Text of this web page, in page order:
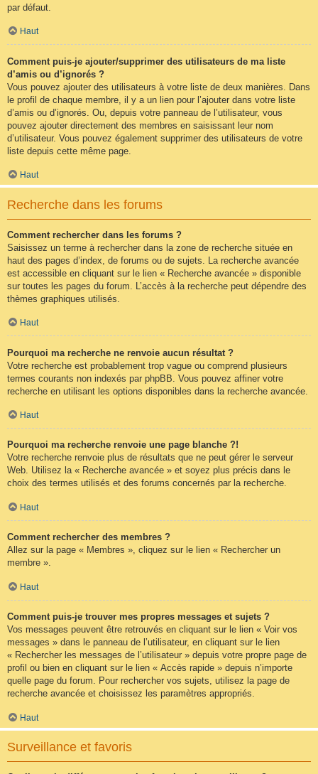
par défaut.
Haut
Comment puis-je ajouter/supprimer des utilisateurs de ma liste
d’amis ou d’ignorés ?
Vous pouvez ajouter des utilisateurs à votre liste de deux manières. Dans
le profil de chaque membre, il y a un lien pour l’ajouter dans votre liste
d’amis ou d’ignorés. Ou, depuis votre panneau de l’utilisateur, vous
pouvez ajouter directement des membres en saisissant leur nom
d’utilisateur. Vous pouvez également supprimer des utilisateurs de votre
liste depuis cette même page.
Haut
Recherche dans les forums
Comment rechercher dans les forums ?
Saisissez un terme à rechercher dans la zone de recherche située en
haut des pages d’index, de forums ou de sujets. La recherche avancée
est accessible en cliquant sur le lien « Recherche avancée » disponible
sur toutes les pages du forum. L’accès à la recherche peut dépendre des
thèmes graphiques utilisés.
Haut
Pourquoi ma recherche ne renvoie aucun résultat ?
Votre recherche est probablement trop vague ou comprend plusieurs
termes courants non indexés par phpBB. Vous pouvez affiner votre
recherche en utilisant les options disponibles dans la recherche avancée.
Haut
Pourquoi ma recherche renvoie une page blanche ?!
Votre recherche renvoie plus de résultats que ne peut gérer le serveur
Web. Utilisez la « Recherche avancée » et soyez plus précis dans le
choix des termes utilisés et des forums concernés par la recherche.
Haut
Comment rechercher des membres ?
Allez sur la page « Membres », cliquez sur le lien « Rechercher un
membre ».
Haut
Comment puis-je trouver mes propres messages et sujets ?
Vos messages peuvent être retrouvés en cliquant sur le lien « Voir vos
messages » dans le panneau de l’utilisateur, en cliquant sur le lien
« Rechercher les messages de l’utilisateur » depuis votre propre page de
profil ou bien en cliquant sur le lien « Accès rapide » depuis n’importe
quelle page du forum. Pour rechercher vos sujets, utilisez la page de
recherche avancée et choisissez les paramètres appropriés.
Haut
Surveillance et favoris